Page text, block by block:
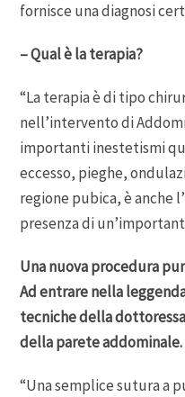
fornisce una diagnosi
– Qual è la terapia?
“La terapia è di tipo
nell’intervento di
importanti inestetismi
eccesso, pieghe,
regione pubica, è anche
presenza di
Una nuova procedura
Ad entrare nella
tecniche della
della parete addominale.
“Una semplice sutura a